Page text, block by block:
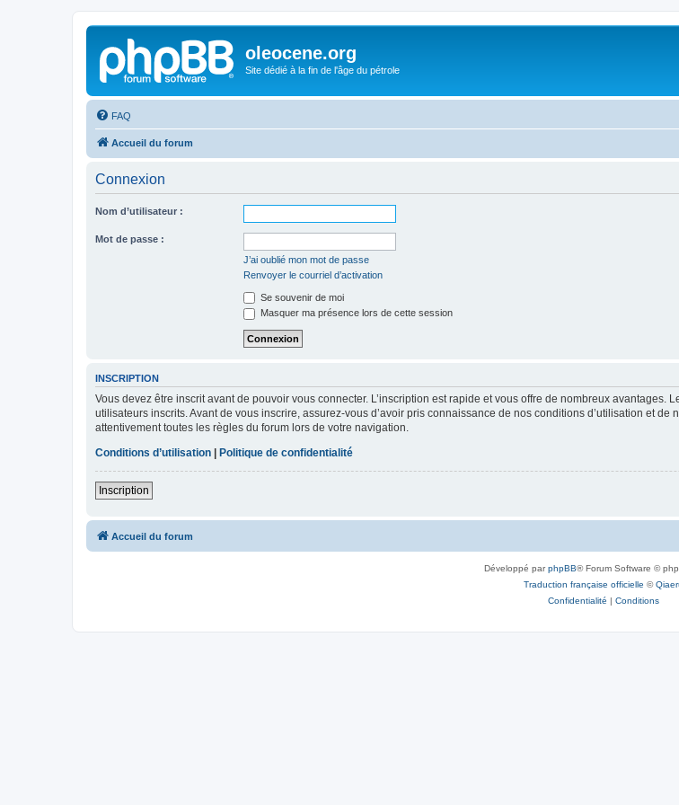
oleocene.org
Site dédié à la fin de l'âge du pétrole
FAQ
Accueil du forum
Connexion
Nom d’utilisateur :
Mot de passe :
J’ai oublié mon mot de passe
Renvoyer le courriel d’activation
Se souvenir de moi
Masquer ma présence lors de cette session
INSCRIPTION
Vous devez être inscrit avant de pouvoir vous connecter. L’inscription est rapide et vous offre de nombreux
utilisateurs inscrits. Avant de vous inscrire, assurez-vous d’avoir pris connaissance de nos conditions d’utilisation et
attentivement toutes les règles du forum lors de votre navigation.
Conditions d’utilisation
Politique de confidentialité
Inscription
Accueil du forum
Développé parphpBB® Forum Software ©
Traduction française officielle ©
Confidentialité | Conditions